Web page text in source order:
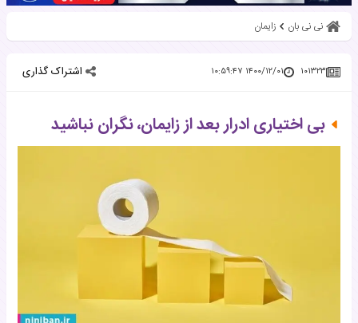
نی نی بان زایمان
۱۰۱۳۲۳ ۱۴۰۰/۱۲/۰۱ ۱۰:۵۹:۴۷ اشتراک گذاری
بی اختیاری ادرار بعد از زایمان، نگران نباشید